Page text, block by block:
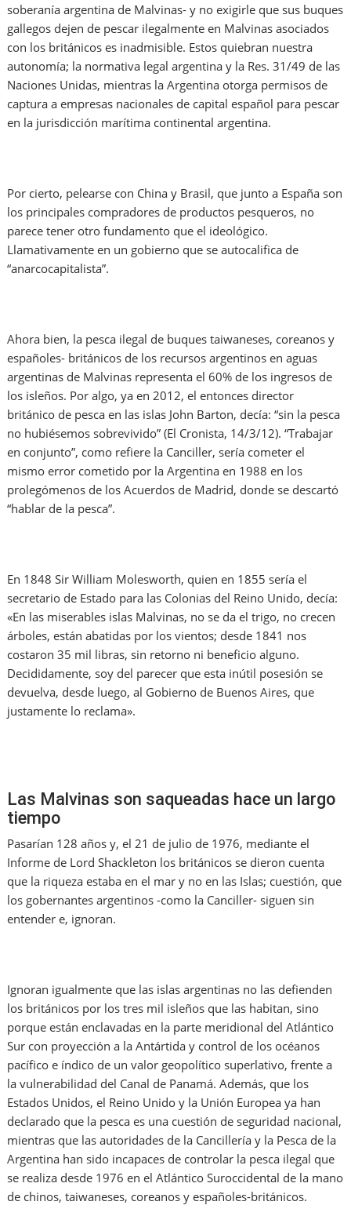
soberanía argentina de Malvinas- y no exigirle que sus buques
gallegos dejen de pescar ilegalmente en Malvinas asociados
con los británicos es inadmisible. Estos quiebran nuestra
autonomía; la normativa legal argentina y la Res. 31/49 de las
Naciones Unidas, mientras la Argentina otorga permisos de
captura a empresas nacionales de capital español para pescar
en la jurisdicción marítima continental argentina.
Por cierto, pelearse con China y Brasil, que junto a España son
los principales compradores de productos pesqueros, no
parece tener otro fundamento que el ideológico.
Llamativamente en un gobierno que se autocalifica de
“anarcocapitalista”.
Ahora bien, la pesca ilegal de buques taiwaneses, coreanos y
españoles- británicos de los recursos argentinos en aguas
argentinas de Malvinas representa el 60% de los ingresos de
los isleños. Por algo, ya en 2012, el entonces director
británico de pesca en las islas John Barton, decía: “sin la pesca
no hubiésemos sobrevivido” (El Cronista, 14/3/12). “Trabajar
en conjunto”, como refiere la Canciller, sería cometer el
mismo error cometido por la Argentina en 1988 en los
prolegómenos de los Acuerdos de Madrid, donde se descartó
“hablar de la pesca”.
En 1848 Sir William Molesworth, quien en 1855 sería el
secretario de Estado para las Colonias del Reino Unido, decía:
«En las miserables islas Malvinas, no se da el trigo, no crecen
árboles, están abatidas por los vientos; desde 1841 nos
costaron 35 mil libras, sin retorno ni beneficio alguno.
Decididamente, soy del parecer que esta inútil posesión se
devuelva, desde luego, al Gobierno de Buenos Aires, que
justamente lo reclama».
Las Malvinas son saqueadas hace un largo
tiempo
Pasarían 128 años y, el 21 de julio de 1976, mediante el
Informe de Lord Shackleton los británicos se dieron cuenta
que la riqueza estaba en el mar y no en las Islas; cuestión, que
los gobernantes argentinos -como la Canciller- siguen sin
entender e, ignoran.
Ignoran igualmente que las islas argentinas no las defienden
los británicos por los tres mil isleños que las habitan, sino
porque están enclavadas en la parte meridional del Atlántico
Sur con proyección a la Antártida y control de los océanos
pacífico e índico de un valor geopolítico superlativo, frente a
la vulnerabilidad del Canal de Panamá. Además, que los
Estados Unidos, el Reino Unido y la Unión Europea ya han
declarado que la pesca es una cuestión de seguridad nacional,
mientras que las autoridades de la Cancillería y la Pesca de la
Argentina han sido incapaces de controlar la pesca ilegal que
se realiza desde 1976 en el Atlántico Suroccidental de la mano
de chinos, taiwaneses, coreanos y españoles-británicos.